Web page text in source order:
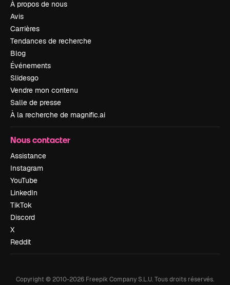
À propos de nous
Avis
Carrières
Tendances de recherche
Blog
Événements
Slidesgo
Vendre mon contenu
Salle de presse
À la recherche de magnific.ai
Nous contacter
Assistance
Instagram
YouTube
LinkedIn
TikTok
Discord
X
Reddit
Copyright © 2010-2026 Freepik Company S.L.U.Tous droits réservés.